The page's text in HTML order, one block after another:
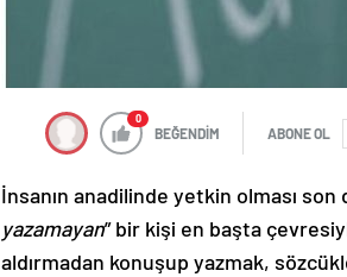
0
BEĞENDİM ABONE OL
İnsanın anadilinde yetkin olması
yazamayan” bir kişi en başta
aldırmadan konuşup yazmak,